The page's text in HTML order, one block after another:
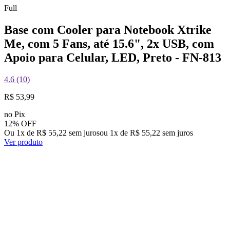
Full
Base com Cooler para Notebook Xtrike
Me, com 5 Fans, até 15.6", 2x USB, com
Apoio para Celular, LED, Preto - FN-813
4.6 (10)
R$ 53,99
no Pix
12% OFF
Ou 1x de R$ 55,22 sem jurosou 1x de R$ 55,22 sem juros
Ver produto